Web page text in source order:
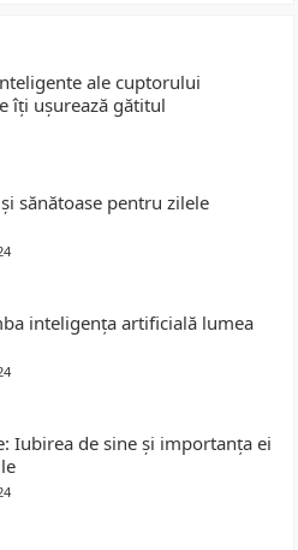
ale cuptorului
îți ușurează gătitul
sănătoase pentru zilele
inteligența artificială lumea
Iubirea de sine și importanța ei